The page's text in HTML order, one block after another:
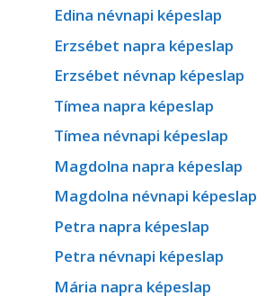
Edina névnapi képeslap
Erzsébet napra képeslap
Erzsébet névnap képeslap
Tímea napra képeslap
Tímea névnapi képeslap
Magdolna napra képeslap
Magdolna névnapi képeslap
Petra napra képeslap
Petra névnapi képeslap
Mária napra képeslap